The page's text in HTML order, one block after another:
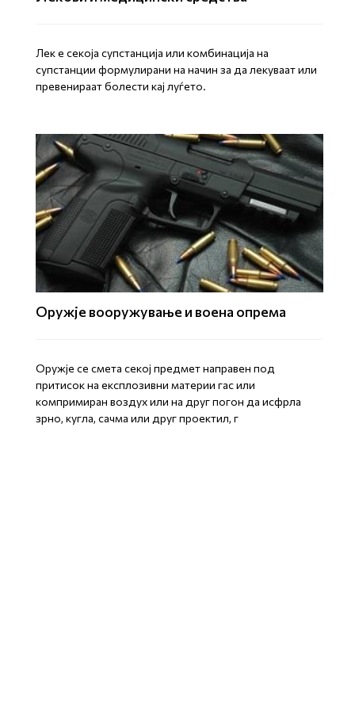
Лек е секоја супстанција или комбинација на
супстанции формулирани на начин за да лекуваат или
превенираат болести кај луѓето.
Оружје вооружување и воена опрема
Оружје се смета секој предмет направен под
притисок на експлозивни материи гас или
компримиран воздух или на друг погон да исфрла
зрно, кугла, сачма или друг проектил, г